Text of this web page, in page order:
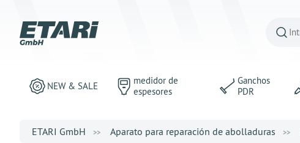
NEW & SALE
medidor de
espesores
Ganchos
PDR
ETARI GmbH Aparato para reparación de abolladuras